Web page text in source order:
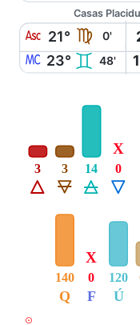
Casas
W 21° F 0'
X 23° C 48'
Á
3
Ë
3
Ô
14
Ê
0
X
Q
140
F
0
X
Ú
120
M